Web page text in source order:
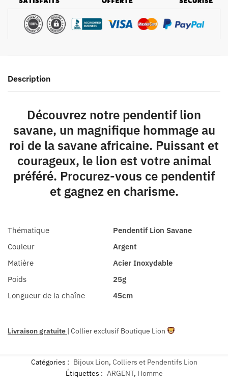
Description
Découvrez notre pendentif lion
savane, un magnifique hommage au
roi de la savane africaine. Puissant et
courageux, le lion est votre animal
préféré. Procurez-vous ce pendentif
et gagnez en charisme.
Thématique
Pendentif Lion Savane
Couleur
Argent
Matière
Acier Inoxydable
Poids
25g
Longueur de la chaîne
45cm
Livraison gratuite | Collier exclusif Boutique Lion
Catégories : Bijoux Lion, Colliers et Pendentifs Lion
Étiquettes : ARGENT, Homme